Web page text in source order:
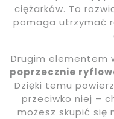
ciężarków. To
pomaga utrzymać
Drugim elementem
poprzecznie
Dzięki temu
przeciwko niej –
możesz skupić się